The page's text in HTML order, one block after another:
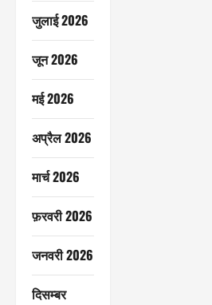
जुलाई 2026
जून 2026
मई 2026
अप्रैल 2026
मार्च 2026
फ़रवरी 2026
जनवरी 2026
दिसम्बर